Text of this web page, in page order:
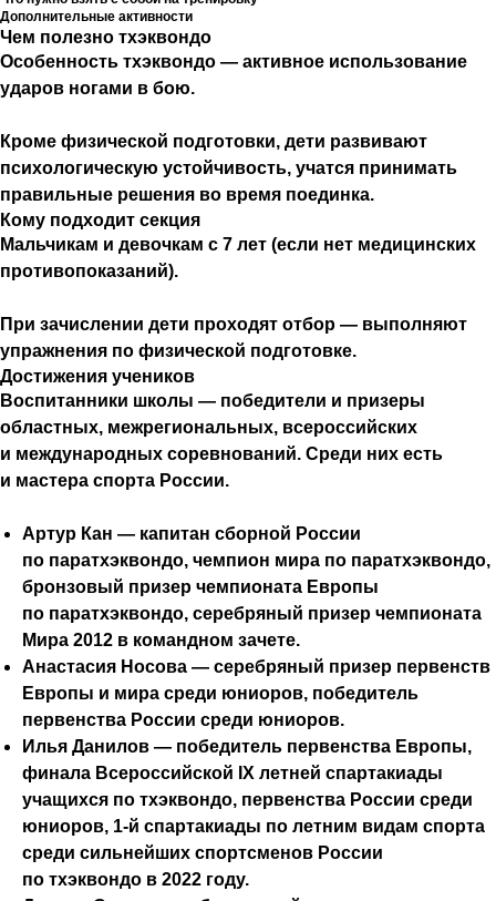
Дополнительные активности
Чем полезно тхэквондо
Особенность тхэквондо — активное использование
ударов ногами в бою.
Кроме физической подготовки, дети развивают
психологическую устойчивость, учатся принимать
правильные решения во время поединка.
Кому подходит секция
Мальчикам и девочкам с 7 лет (если нет медицинских
противопоказаний).
При зачислении дети проходят отбор — выполняют
упражнения по физической подготовке.
Достижения учеников
Воспитанники школы — победители и призеры
областных, межрегиональных, всероссийских
и международных соревнований. Среди них есть
и мастера спорта России.
Артур Кан — капитан сборной России
по паратхэквондо, чемпион мира по паратхэквондо,
бронзовый призер чемпионата Европы
по паратхэквондо, серебряный призер чемпионата
Мира 2012 в командном зачете.
Анастасия Носова — серебряный призер первенств
Европы и мира среди юниоров, победитель
первенства России среди юниоров.
Илья Данилов — победитель первенства Европы,
финала Всероссийской IX летней спартакиады
учащихся по тхэквондо, первенства России среди
юниоров, 1-й спартакиады по летним видам спорта
среди сильнейших спортсменов России
по тхэквондо в 2022 году.